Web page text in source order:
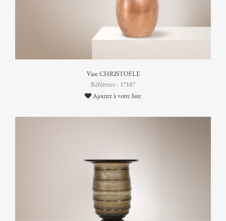
Vase CHRISTOFLE
Référence : 17187
Ajouter à votre liste